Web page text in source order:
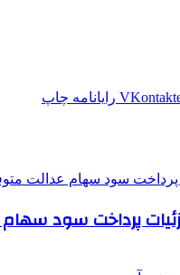
رایانامه چاپ
پرداخت سود